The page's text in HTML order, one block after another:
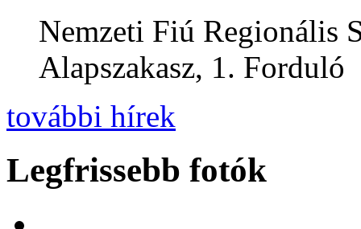
Nemzeti Fiú Regionális
Alapszakasz, 1. Forduló
további hírek
Legfrissebb fotók